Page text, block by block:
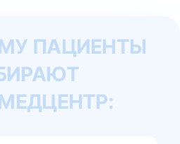
ПАЦИЕНТЫ